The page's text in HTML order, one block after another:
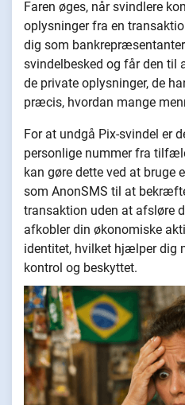
Faren øges, når svindlere
oplysninger fra en
dig som
svindelbesked og får den til
de private oplysninger, de
præcis, hvordan mange
For at undgå Pix-svindel er
personlige nummer fra
kan gøre dette ved at bruge
som AnonSMS til at
transaktion uden at afsløre
afkobler din økonomiske
identitet, hvilket hjælper dig
kontrol og beskyttet.